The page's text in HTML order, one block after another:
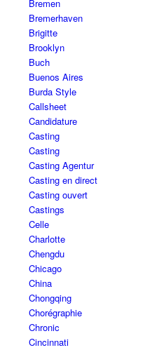
Bremen
Bremerhaven
Brigitte
Brooklyn
Buch
Buenos Aires
Burda Style
Callsheet
Candidature
Casting
Casting
Casting Agentur
Casting en direct
Casting ouvert
Castings
Celle
Charlotte
Chengdu
Chicago
China
Chongqing
Chorégraphie
Chronic
Cincinnati